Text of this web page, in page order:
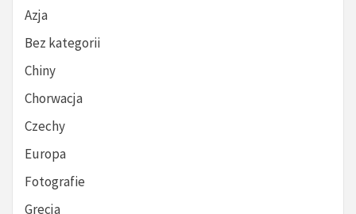
Azja
Bez kategorii
Chiny
Chorwacja
Czechy
Europa
Fotografie
Grecja